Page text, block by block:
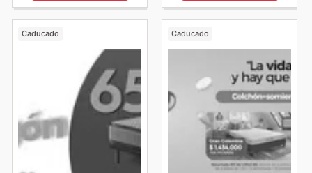
Caducado Caducado